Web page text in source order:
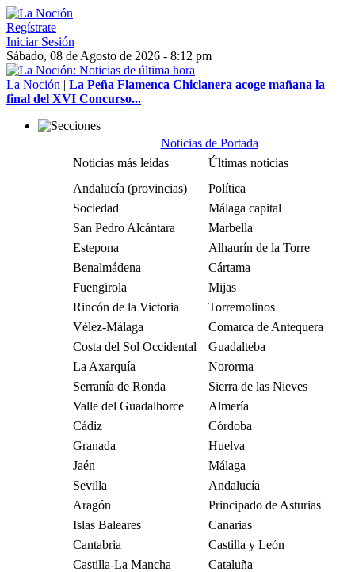
Regístrate
Iniciar Sesión
Sábado, 08 de Agosto de 2026 - 8:12 pm
La Noción | La Peña Flamenca Chiclanera acoge mañana la
final del XVI Concurso...
Noticias de Portada
Noticias más leídas
Últimas noticias
Andalucía (provincias)
Política
Sociedad
Málaga capital
San Pedro Alcántara
Marbella
Estepona
Alhaurín de la Torre
Benalmádena
Cártama
Fuengirola
Mijas
Rincón de la Victoria
Torremolinos
Vélez-Málaga
Comarca de Antequera
Costa del Sol Occidental
Guadalteba
La Axarquía
Nororma
Serranía de Ronda
Sierra de las Nieves
Valle del Guadalhorce
Almería
Cádiz
Córdoba
Granada
Huelva
Jaén
Málaga
Sevilla
Andalucía
Aragón
Principado de Asturias
Islas Baleares
Canarias
Cantabria
Castilla y León
Castilla-La Mancha
Cataluña